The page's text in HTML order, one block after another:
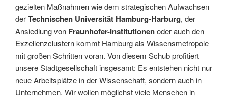
gezielten Maßnahmen wie dem strategischen Aufwachsen
derTechnischen Universität Hamburg-Harburg, der
Ansiedlung von Fraunhofer-Institutionenoder auch den
Exzellenzclustern kommt Hamburg als Wissensmetropole
mit großen Schritten voran. Von diesem Schub profitiert
unsere Stadtgesellschaft insgesamt: Es entstehen nicht nur
neue Arbeitsplätze in der Wissenschaft, sondern auch in
Unternehmen. Wir wollen möglichst viele Menschen in